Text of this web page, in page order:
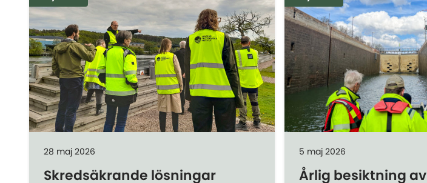
28 maj 2026
Skredsäkrande lösningar
5 maj 2026
Årlig besiktning av